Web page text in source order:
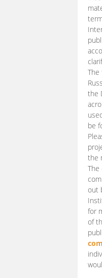
The
the
be
the
The
out
for
of